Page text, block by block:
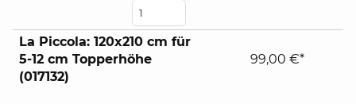
La Piccola: 120x210 cm für
5-12 cm Topperhöhe
(017132)
99,00 €*